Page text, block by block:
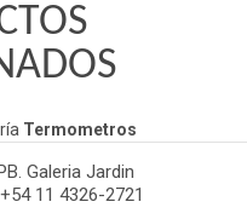
Termometros
Galeria Jardin
11 4326-2721